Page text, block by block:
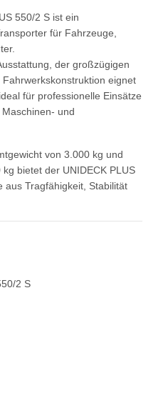
550/2 S ist ein
für Fahrzeuge,
der großzügigen
eignet
für professionelle Einsätze
und
von 3.000 kg und
bietet der UNIDECK PLUS
aus Tragfähigkeit, Stabilität
2 S